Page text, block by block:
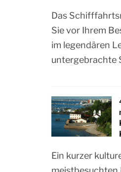
Das
Sie vor Ihrem
im legendären
untergebrachte
Ein kurzer